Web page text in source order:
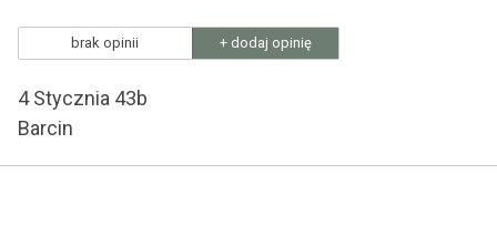
brak opinii + dodaj opinię
4 Stycznia 43b
Barcin